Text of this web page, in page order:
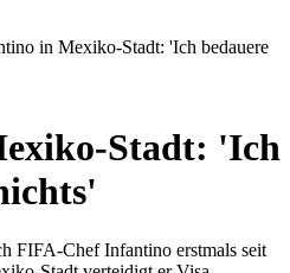
in Mexiko-Stadt: 'Ich bedauere
Stadt: 'Ich
FIFA-Chef Infantino erstmals seit